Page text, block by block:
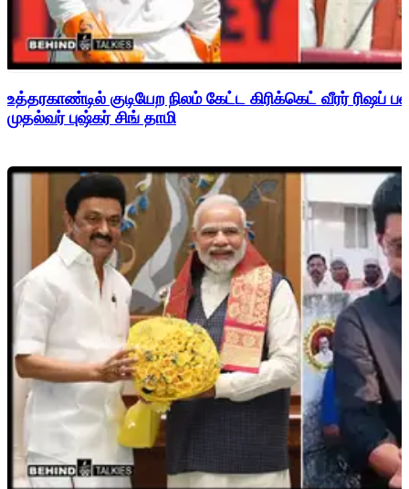
உத்தரகாண்டில் குடியேற நிலம் கேட்ட கிரிக்கெட் வீரர்
முதல்வர் புஷ்கர் சிங் தாமி